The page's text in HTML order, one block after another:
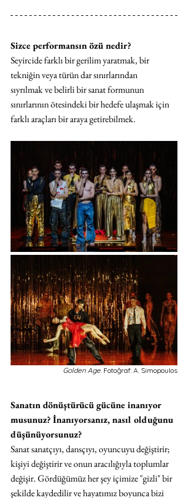
Sizce performansın özü nedir?
Seyircide farklı bir gerilim yaratmak, bir
tekniğin veya türün dar sınırlarından
sıyrılmak ve belirli bir sanat formunun
sınırlarının ötesindeki bir hedefe ulaşmak için
farklı araçları bir araya getirebilmek.
Golden Age. Fotoğraf: A. Simopoulos
Sanatın dönüştürücü gücüne inanıyor
musunuz? İnanıyorsanız, nasıl olduğunu
düşünüyorsunuz?
Sanat sanatçıyı, dansçıyı, oyuncuyu değiştirir;
kişiyi değiştirir ve onun aracılığıyla toplumlar
değişir. Gördüğümüz her şey içimize "gizli" bir
şekilde kaydedilir ve hayatımız boyunca bizi